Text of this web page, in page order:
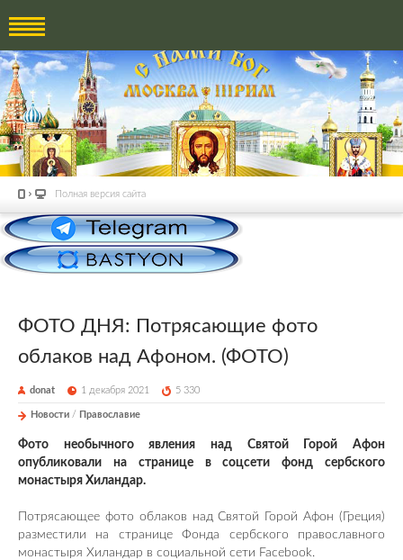
Полная версия сайта
ФОТО ДНЯ: Потрясающие фото
облаков над Афоном. (ФОТО)
donat 1 декабря 2021 5 330
Новости / Православие
Фото необычного явления над Святой Горой Афон
опубликовали на странице в соцсети фонд сербского
монастыря Хиландар.
Потрясающее фото облаков над Святой Горой Афон (Греция)
разместили на странице Фонда сербского православного
монастыря Хиландар в социальной сети Facebook.